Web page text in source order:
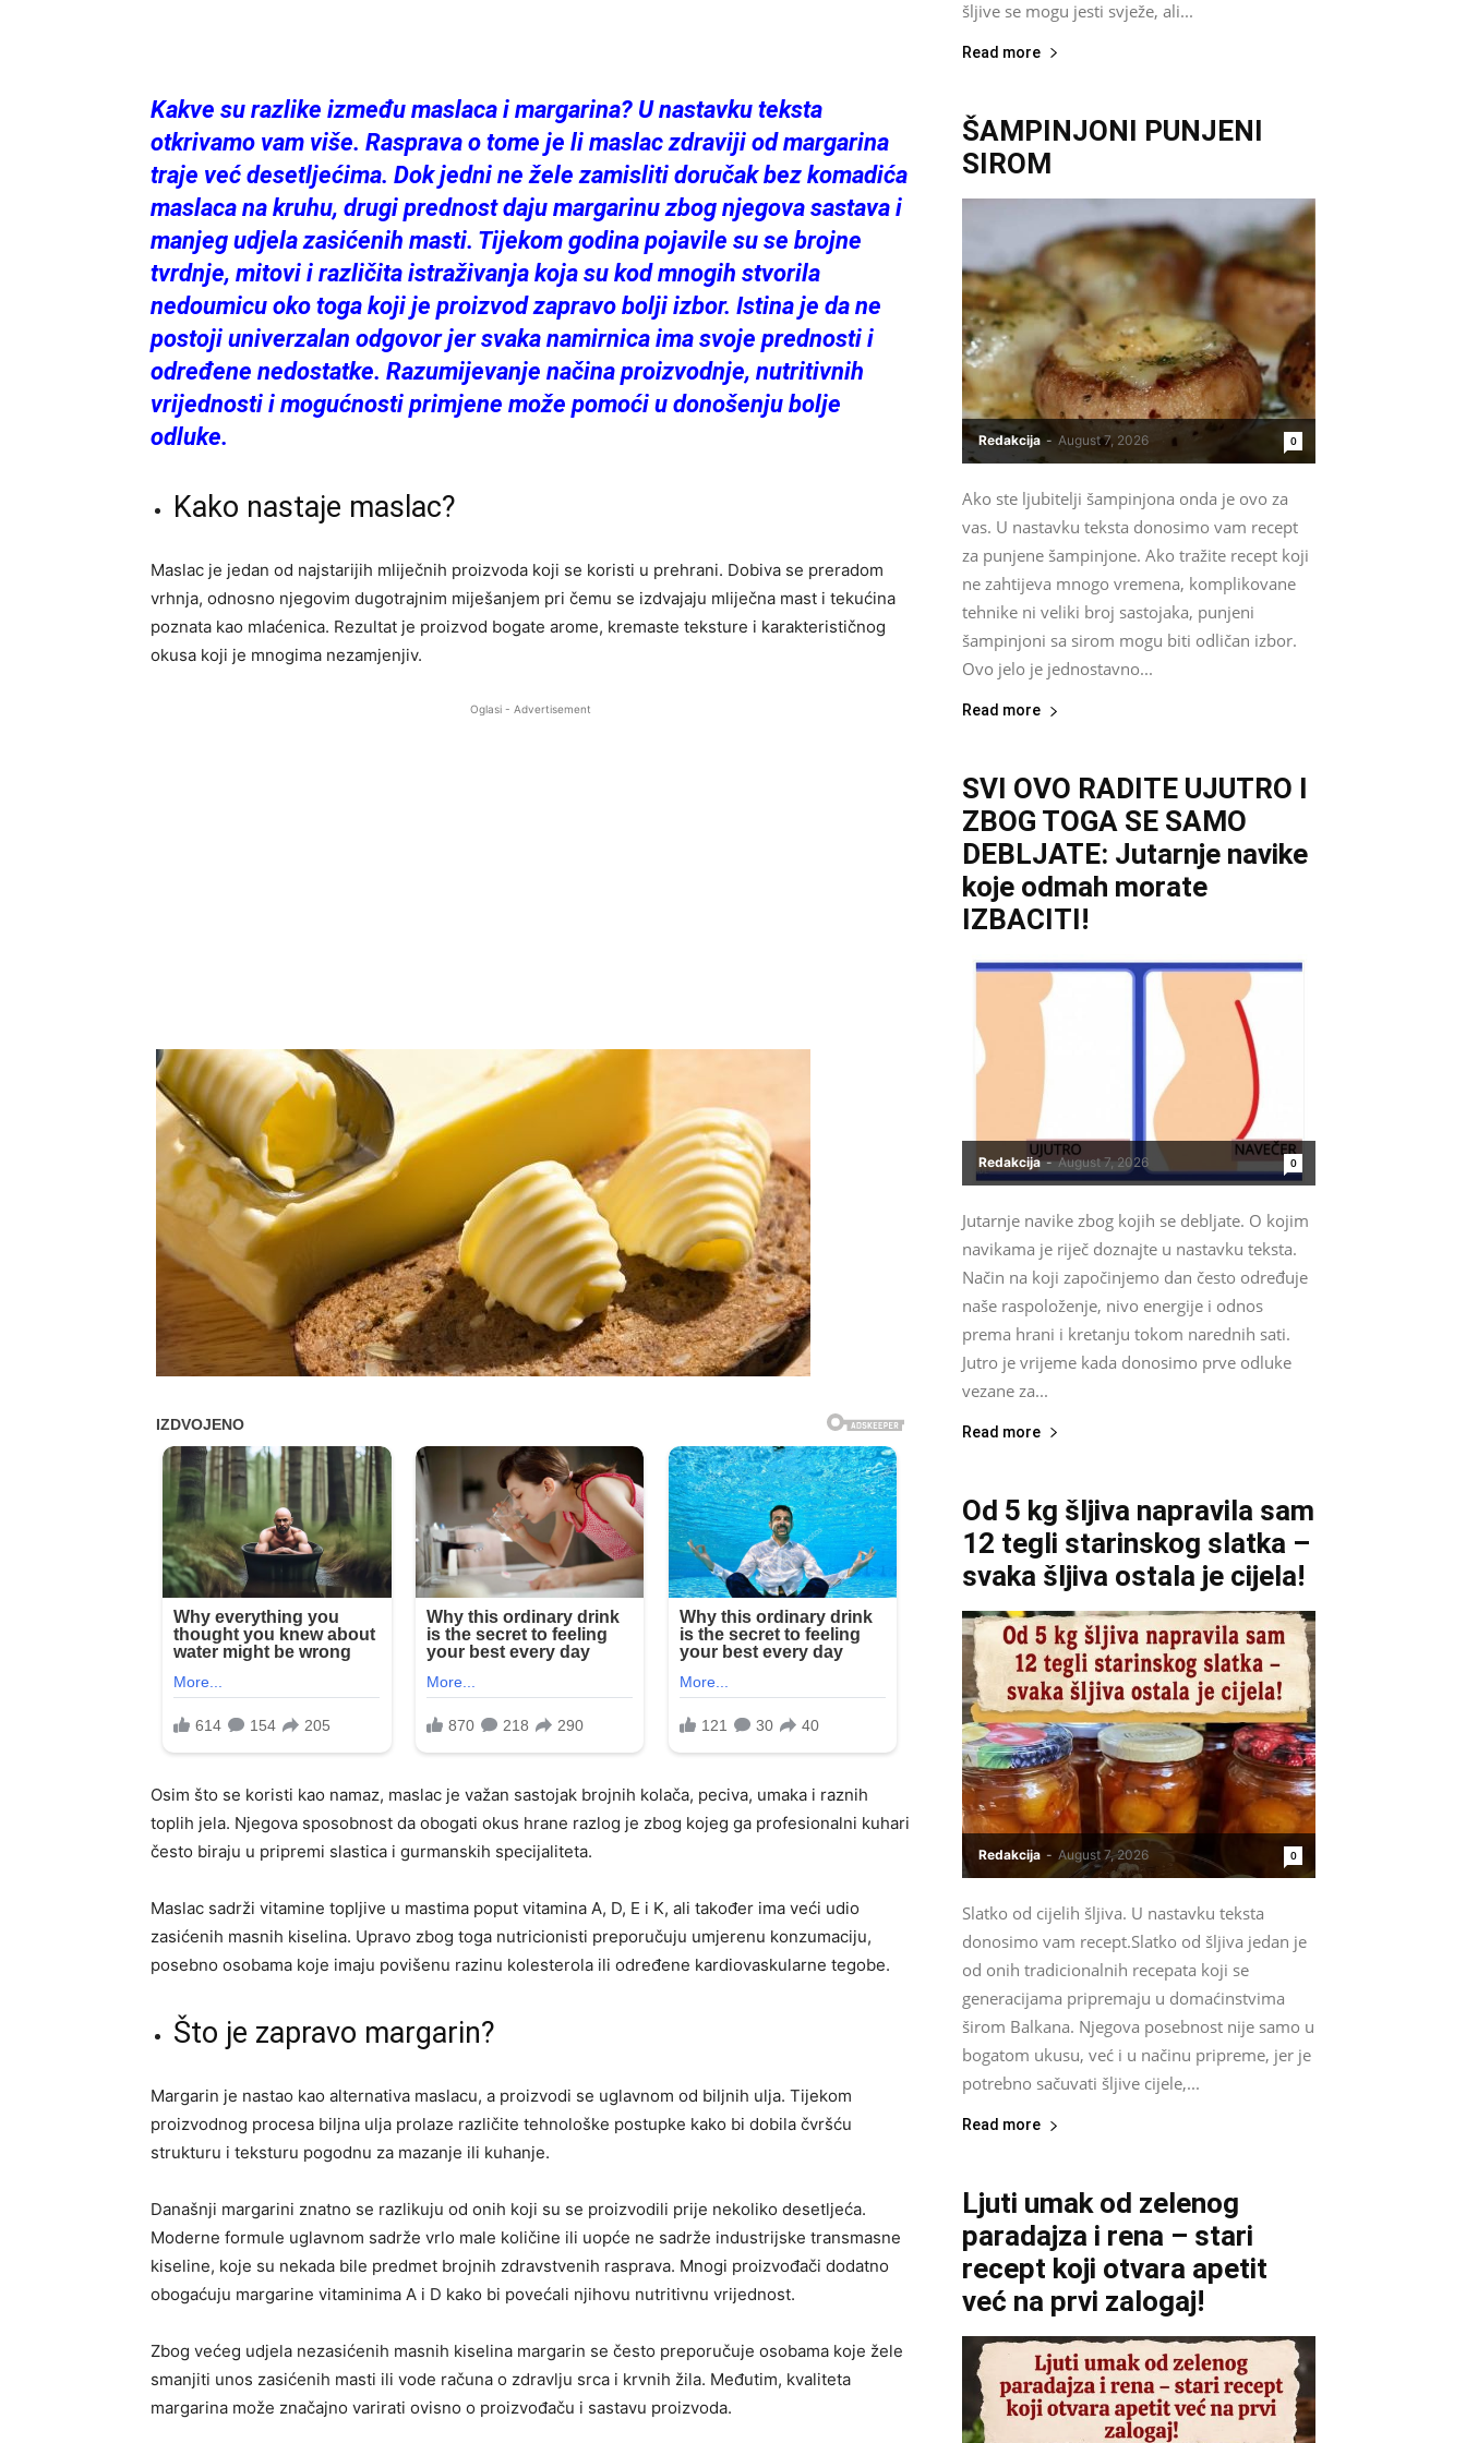
Kakve su razlike između maslaca i margarina? U nastavku teksta
otkrivamo vam više. Rasprava o tome je li maslac zdraviji od margarina
traje već desetljećima. Dok jedni ne žele zamisliti doručak bez komadića
maslaca na kruhu, drugi prednost daju margarinu zbog njegova sastava i
manjeg udjela zasićenih masti. Tijekom godina pojavile su se brojne
tvrdnje, mitovi i različita istraživanja koja su kod mnogih stvorila
nedoumicu oko toga koji je proizvod zapravo bolji izbor. Istina je da ne
postoji univerzalan odgovor jer svaka namirnica ima svoje prednosti i
određene nedostatke. Razumijevanje načina proizvodnje, nutritivnih
vrijednosti i mogućnosti primjene može pomoći u donošenju bolje
odluke.
Kako nastaje maslac?
Maslac je jedan od najstarijih mliječnih proizvoda koji se koristi u prehrani. Dobiva se preradom
vrhnja, odnosno njegovim dugotrajnim miješanjem pri čemu se izdvajaju mliječna mast i tekućina
poznata kao mlaćenica. Rezultat je proizvod bogate arome, kremaste teksture i karakterističnog
okusa koji je mnogima nezamjenjiv.
Oglasi - Advertisement
Osim što se koristi kao namaz, maslac je važan sastojak brojnih kolača, peciva, umaka i raznih
toplih jela. Njegova sposobnost da obogati okus hrane razlog je zbog kojeg ga profesionalni kuhari
često biraju u pripremi slastica i gurmanskih specijaliteta.
Maslac sadrži vitamine topljive u mastima poput vitamina A, D, E i K, ali također ima veći udio
zasićenih masnih kiselina. Upravo zbog toga nutricionisti preporučuju umjerenu konzumaciju,
posebno osobama koje imaju povišenu razinu kolesterola ili određene kardiovaskularne tegobe.
Što je zapravo margarin?
Margarin je nastao kao alternativa maslacu, a proizvodi se uglavnom od biljnih ulja. Tijekom
proizvodnog procesa biljna ulja prolaze različite tehnološke postupke kako bi dobila čvršću
strukturu i teksturu pogodnu za mazanje ili kuhanje.
Današnji margarini znatno se razlikuju od onih koji su se proizvodili prije nekoliko desetljeća.
Moderne formule uglavnom sadrže vrlo male količine ili uopće ne sadrže industrijske transmasne
kiseline, koje su nekada bile predmet brojnih zdravstvenih rasprava. Mnogi proizvođači dodatno
obogaćuju margarine vitaminima A i D kako bi povećali njihovu nutritivnu vrijednost.
Zbog većeg udjela nezasićenih masnih kiselina margarin se često preporučuje osobama koje žele
smanjiti unos zasićenih masti ili vode računa o zdravlju srca i krvnih žila. Međutim, kvaliteta
margarina može značajno varirati ovisno o proizvođaču i sastavu proizvoda.
šljive se mogu jesti svježe, ali...
Read more
ŠAMPINJONI PUNJENI
SIROM
Redakcija - August 7, 2026 0
Ako ste ljubitelji šampinjona onda je ovo za
vas. U nastavku teksta donosimo vam recept
za punjene šampinjone. Ako tražite recept koji
ne zahtijeva mnogo vremena, komplikovane
tehnike ni veliki broj sastojaka, punjeni
šampinjoni sa sirom mogu biti odličan izbor.
Ovo jelo je jednostavno...
Read more
SVI OVO RADITE UJUTRO I
ZBOG TOGA SE SAMO
DEBLJATE: Jutarnje navike
koje odmah morate
IZBACITI!
Redakcija - August 7, 2026 0
Jutarnje navike zbog kojih se debljate. O kojim
navikama je riječ doznajte u nastavku teksta.
Način na koji započinjemo dan često određuje
naše raspoloženje, nivo energije i odnos
prema hrani i kretanju tokom narednih sati.
Jutro je vrijeme kada donosimo prve odluke
vezane za...
Read more
Od 5 kg šljiva napravila sam
12 tegli starinskog slatka –
svaka šljiva ostala je cijela!
Redakcija - August 7, 2026 0
Slatko od cijelih šljiva. U nastavku teksta
donosimo vam recept.Slatko od šljiva jedan je
od onih tradicionalnih recepata koji se
generacijama pripremaju u domaćinstvima
širom Balkana. Njegova posebnost nije samo u
bogatom ukusu, već i u načinu pripreme, jer je
potrebno sačuvati šljive cijele,...
Read more
Ljuti umak od zelenog
paradajza i rena – stari
recept koji otvara apetit
već na prvi zalogaj!